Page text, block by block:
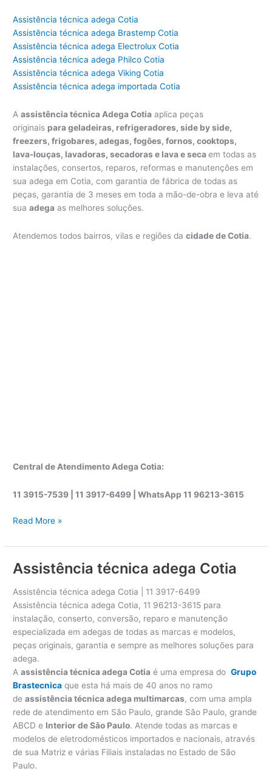
Assistência técnica adega Cotia
Assistência técnica adega Brastemp Cotia
Assistência técnica adega Electrolux Cotia
Assistência técnica adega Philco Cotia
Assistência técnica adega Viking Cotia
Assistência técnica adega importada Cotia
Aassistência técnica Adega Cotia aplica peças
originais para geladeiras, refrigeradores, side by side,
freezers, frigobares, adegas, fogões, fornos, cooktops,
lava-louças, lavadoras, secadoras e lava e secaem todas as
instalações, consertos, reparos, reformas e manutenções em
sua adega em Cotia, com garantia de fábrica de todas as
peças, garantia de 3 meses em toda a mão-de-obra e leva até
suaadega as melhores soluções.
Atendemos todos bairros, vilas e regiões dacidade de Cotia.
Central de Atendimento Adega Cotia:
11 3915-7539 | 11 3917-6499 |WhatsApp11 96213-3615
A
s
s
t
ê
n
t
é
c
a
a
Read More »
Assistência técnica adega Cotia
Assistência técnica adega Cotia | 11 3917-6499
Assistência técnica adega Cotia, 11 96213-3615 para
instalação, conserto, conversão, reparo e manutenção
especializada em adegas de todas as marcas e modelos,
peças originais, garantia e sempre as melhores soluções para
adega.
Aassistência técnica adega Cotia é uma empresa doGrupo
Brastecnica que esta há mais de 40 anos no ramo
deassistência técnica adega multimarcas, com uma ampla
rede de atendimento em São Paulo, grande São Paulo, grande
ABCD e Interior de São Paulo. Atende todas as marcas e
modelos de eletrodomésticos importados e nacionais, através
de sua Matriz e várias Filiais instaladas no Estado de São
Paulo.